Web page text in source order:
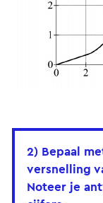
2) Bepaal
versnelling
Noteer je